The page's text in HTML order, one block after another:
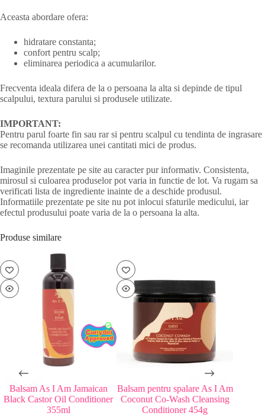
Aceasta abordare ofera:
hidratare constanta;
confort pentru scalp;
eliminarea periodica a acumularilor.
Frecventa ideala difera de la o persoana la alta si depinde de tipul
scalpului, textura parului si produsele utilizate.
IMPORTANT:
Pentru parul foarte fin sau rar si pentru scalpul cu tendinta de ingrasare
se recomanda utilizarea unei cantitati mici de produs.
Imaginile prezentate pe site au caracter pur informativ. Consistenta,
mirosul si culoarea produselor pot varia in functie de lot. Va rugam sa
verificati lista de ingrediente inainte de a deschide produsul.
Informatiile prezentate pe site nu pot inlocui sfaturile medicului, iar
efectul produsului poate varia de la o persoana la alta.
Produse similare
Balsam As I Am Jamaican
Black Castor Oil Conditioner
355ml
Balsam pentru spalare As I Am
Coconut Co-Wash Cleansing
Conditioner 454g